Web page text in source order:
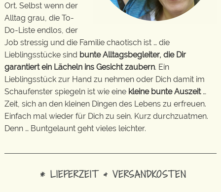
Ort. Selbst wenn der
Alltag grau, die To-
Do-Liste endlos, der
Job stressig und die Familie chaotisch ist … die
Lieblingsstücke sind bunte Alltagsbegleiter, die Dir
garantiert ein Lächeln ins Gesicht zaubern. Ein
Lieblingsstück zur Hand zu nehmen oder Dich damit im
Schaufenster spiegeln ist wie eine kleine bunte Auszeit…
Zeit, sich an den kleinen Dingen des Lebens zu erfreuen.
Einfach mal wieder für Dich zu sein. Kurz durchzuatmen.
Denn … Buntgelaunt geht vieles leichter.
* LIEFERZEIT & VERSANDKOSTEN